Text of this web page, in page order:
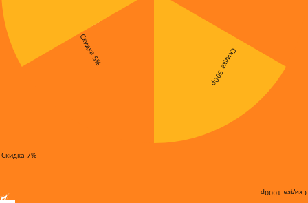
Скидка 7%
Скидка 5% Скидка 500р
Скидка 1000р